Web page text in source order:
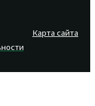
Карта сайта